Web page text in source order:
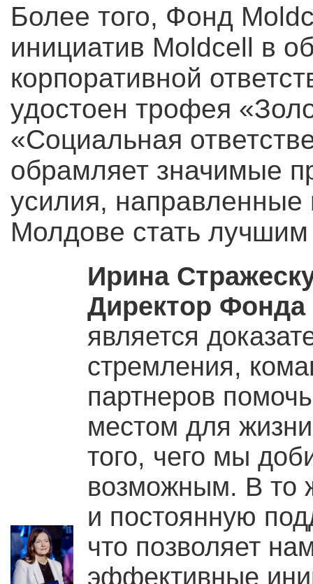
Более того, Фонд
инициатив Moldcell в
корпоративной
удостоен трофея
«Социальная
обрамляет значимые
усилия, направленные
Молдове стать
Ирина
Директор
является
стремления,
партнеров
местом для
того, чего мы
возможным. В то
и постоянную
что позволяет
эффективные